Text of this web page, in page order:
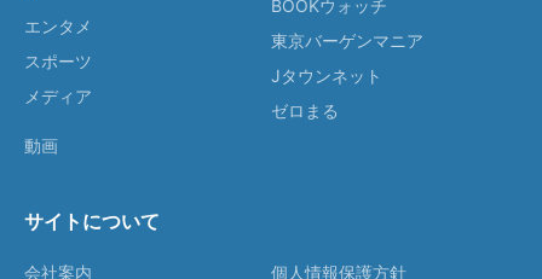
エンタメ
スポーツ
メディア
動画
BOOKウォッチ
東京バーゲンマニア
Jタウンネット
ゼロまる
サイトについて
会社案内
個人情報保護方針